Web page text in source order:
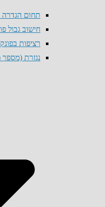
תחום
חישוב גבול
רציפות
נגזרת